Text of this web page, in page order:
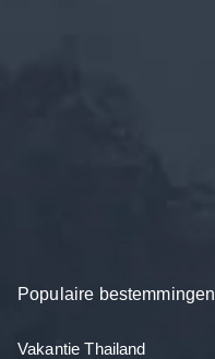
Populaire bestemmingen
Vakantie Thailand